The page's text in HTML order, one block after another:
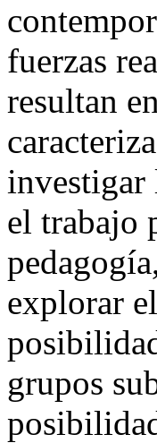
fuerzas
resultan
investigar
el trabajo
explorar
grupos